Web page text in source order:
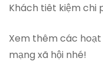
Khách tiêt kiệm chi
Xem thêm các
mạng xã hội nhé!